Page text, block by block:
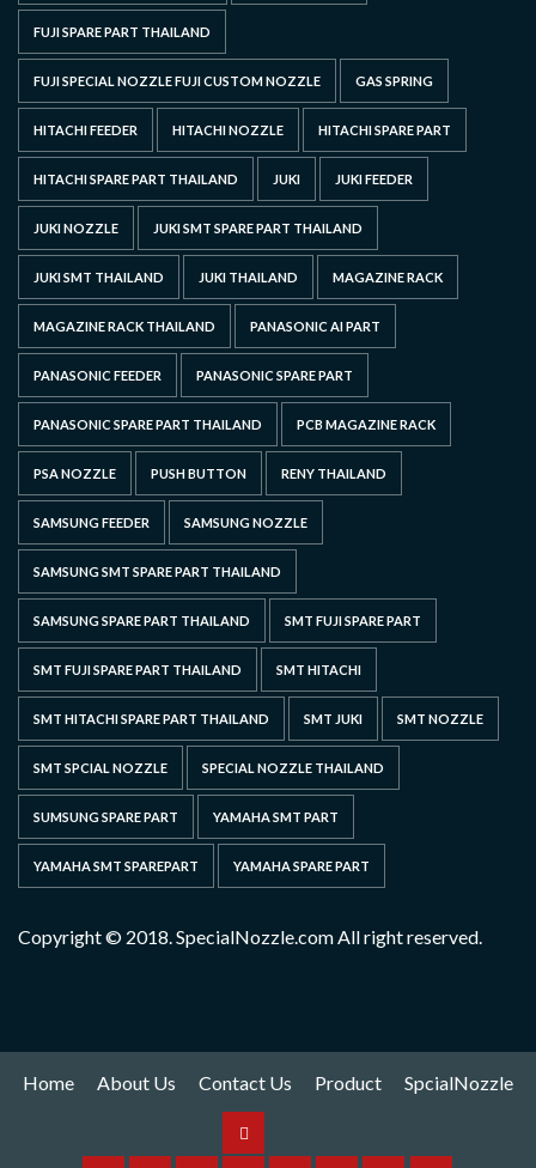
FUJI SPARE PART THAILAND
FUJI SPECIAL NOZZLE FUJI CUSTOM NOZZLE GAS SPRING
HITACHI FEEDER HITACHI NOZZLE HITACHI SPARE PART
HITACHI SPARE PART THAILAND JUKI JUKI FEEDER
JUKI NOZZLE JUKI SMT SPARE PART THAILAND
JUKI SMT THAILAND JUKI THAILAND MAGAZINE RACK
MAGAZINE RACK THAILAND PANASONIC AI PART
PANASONIC FEEDER PANASONIC SPARE PART
PANASONIC SPARE PART THAILAND PCB MAGAZINE RACK
PSA NOZZLE PUSH BUTTON RENY THAILAND
SAMSUNG FEEDER SAMSUNG NOZZLE
SAMSUNG SMT SPARE PART THAILAND
SAMSUNG SPARE PART THAILAND SMT FUJI SPARE PART
SMT FUJI SPARE PART THAILAND SMT HITACHI
SMT HITACHI SPARE PART THAILAND SMT JUKI SMT NOZZLE
SMT SPCIAL NOZZLE SPECIAL NOZZLE THAILAND
SUMSUNG SPARE PART YAMAHA SMT PART
YAMAHA SMT SPAREPART YAMAHA SPARE PART
Copyright © 2018. SpecialNozzle.com All right reserved.
Home About Us Contact Us Product SpcialNozzle
Product